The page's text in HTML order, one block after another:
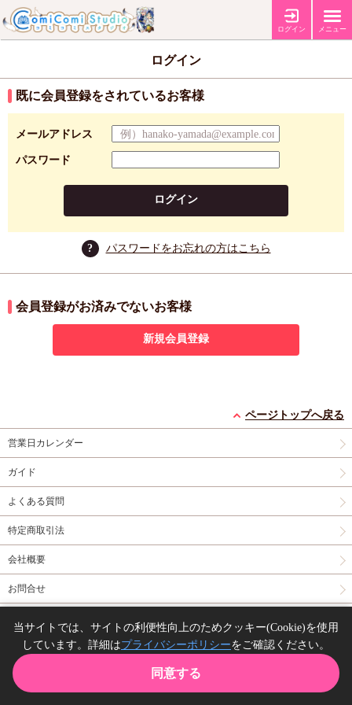
ログイン メニュー
ログイン
既に会員登録をされているお客様
メールアドレス
パスワード
ログイン
? パスワードをお忘れの方はこちら
会員登録がお済みでないお客様
新規会員登録
ページトップへ戻る
営業日カレンダー
ガイド
よくある質問
特定商取引法
会社概要
お問合せ
Copyright(C) comicomi studio. All right reserved.
当サイトでは、サイトの利便性向上のためクッキー(Cookie)を使用
しています。詳細はプライバシーポリシーをご確認ください。
同意する